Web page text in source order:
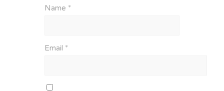
Name *
Email *